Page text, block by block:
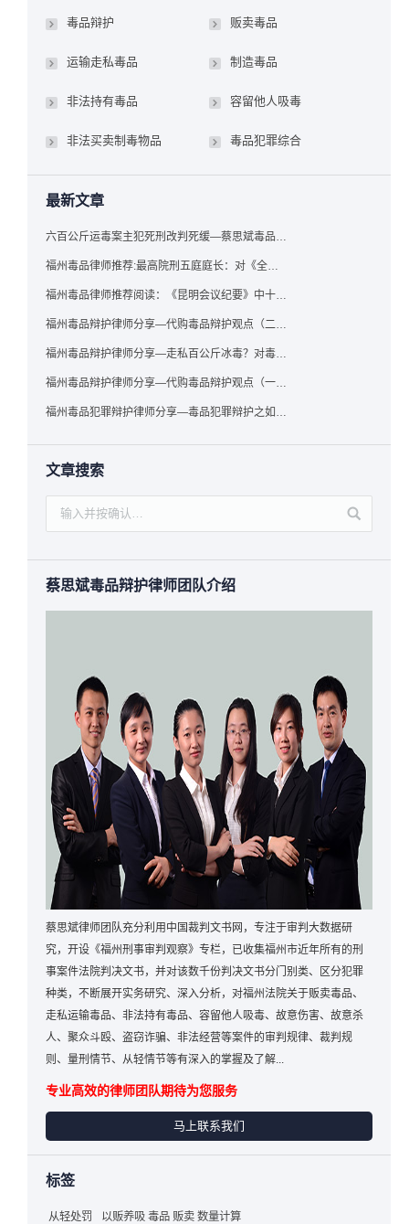
毒品辩护 贩卖毒品
运输走私毒品 制造毒品
非法持有毒品 容留他人吸毒
非法买卖制毒物品 毒品犯罪综合
最新文章
六百公斤运毒案主犯死刑改判死缓—蔡思斌毒品犯罪辩护成功案例
福州毒品律师推荐:最高院刑五庭庭长：对《全国法院毒品案件审判工作会议纪要》的理解与适用
福州毒品律师推荐阅读：《昆明会议纪要》中十个“意想不到”的规定
福州毒品辩护律师分享—代购毒品辩护观点（二）——“牟利”之辩
福州毒品辩护律师分享—走私百公斤冰毒？对毒品缺失型走私毒品罪案件，该如何有效辩护
福州毒品辩护律师分享—代购毒品辩护观点（一）——“真假”之辩
福州毒品犯罪辩护律师分享—毒品犯罪辩护之如何提炼言辞证据
文章搜索
蔡思斌毒品辩护律师团队介绍
蔡思斌律师团队充分利用中国裁判文书网，专注于审判大数据研
究，开设《福州刑事审判观察》专栏，已收集福州市近年所有的刑
事案件法院判决文书，并对该数千份判决文书分门别类、区分犯罪
种类，不断展开实务研究、深入分析，对福州法院关于贩卖毒品、
走私运输毒品、非法持有毒品、容留他人吸毒、故意伤害、故意杀
人、聚众斗殴、盗窃诈骗、非法经营等案件的审判规律、裁判规
则、量刑情节、从轻情节等有深入的掌握及了解...
专业高效的律师团队期待为您服务
马上联系我们
标签
从轻处罚 以贩养吸 毒品 贩卖 数量计算